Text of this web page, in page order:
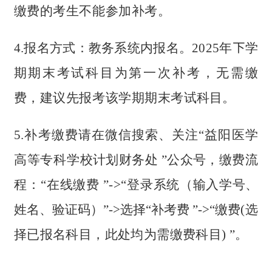
缴费的考生不能参加补考。
4.报名方式：教务系统内报名。2025年下学
期期末考试科目为第一次补考，无需缴
费，建议先报考该学期期末考试科目。
5.补考缴费请在微信搜索、关注“益阳医学
高等专科学校计划财务处 ”公众号，缴费流
程：“在线缴费 ”->“登录系统（输入学号、
姓名、验证码）”->选择“补考费 ”->“缴费(选
择已报名科目，此处均为需缴费科目) ”。